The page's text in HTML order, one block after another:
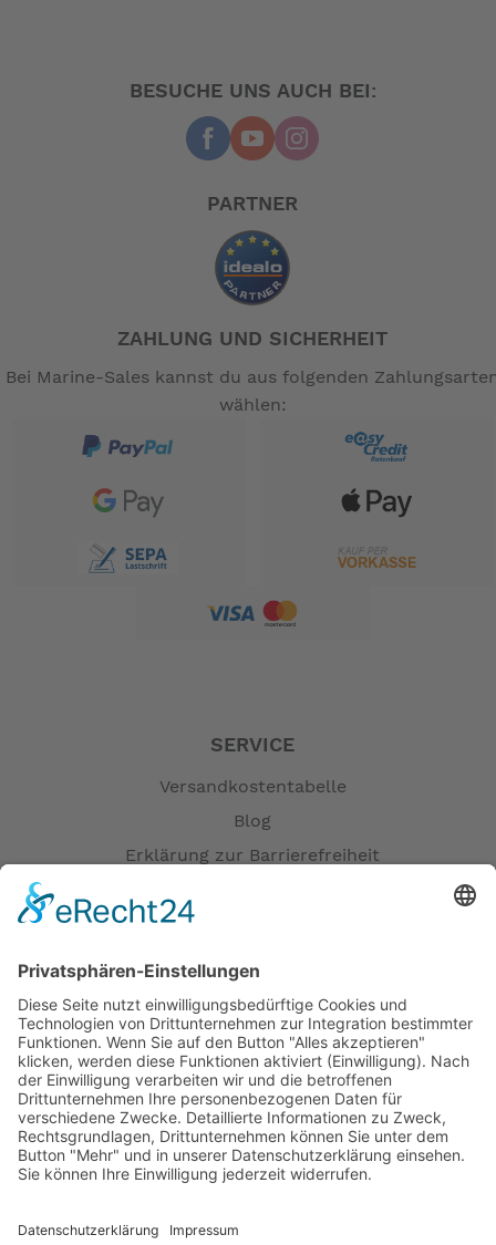
BESUCHE UNS AUCH BEI:
PARTNER
ZAHLUNG UND SICHERHEIT
Bei Marine-Sales kannst du aus folgenden
wählen:
SERVICE
Versandkostentabelle
Blog
Erklärung zur Barrierefreiheit
Verfügbarkeiten
Zahlung und Versand
Datenschutz
Fernabsatz
Widerrufsrecht MS
Widerrufsrecht bei Dienstleistungen